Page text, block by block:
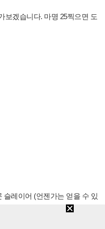
보겠습니다. 마명 25찍으면 도
슬레이어 (언젠가는 얻을 수 있